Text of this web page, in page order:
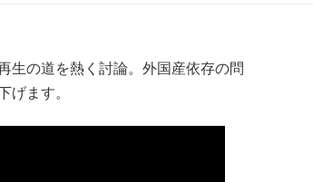
生の道を熱く討論。外国産依存の問
ます。